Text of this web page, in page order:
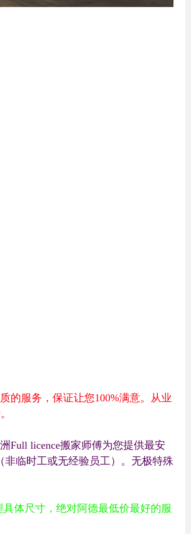
的服务，保证让您100%满意。从业
Full licence搬家师傅为您提供最安
非临时工或无经验员工）。无极特殊
具体尺寸，绝对阿德最低价最好的服